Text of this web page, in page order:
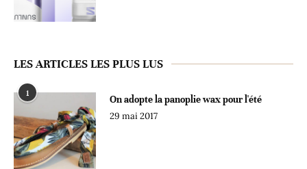
LES ARTICLES LES PLUS LUS
1
On adopte la panoplie wax pour l'été
29 mai 2017